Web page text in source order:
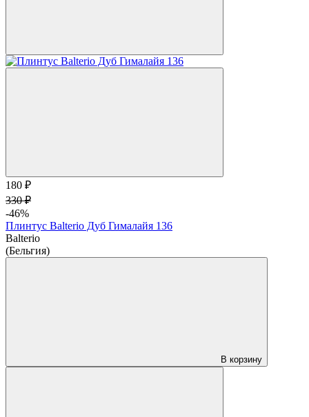
180 ₽
330 ₽
-46%
Плинтус Balterio Дуб Гималайя 136
Balterio
(Бельгия)
В корзину